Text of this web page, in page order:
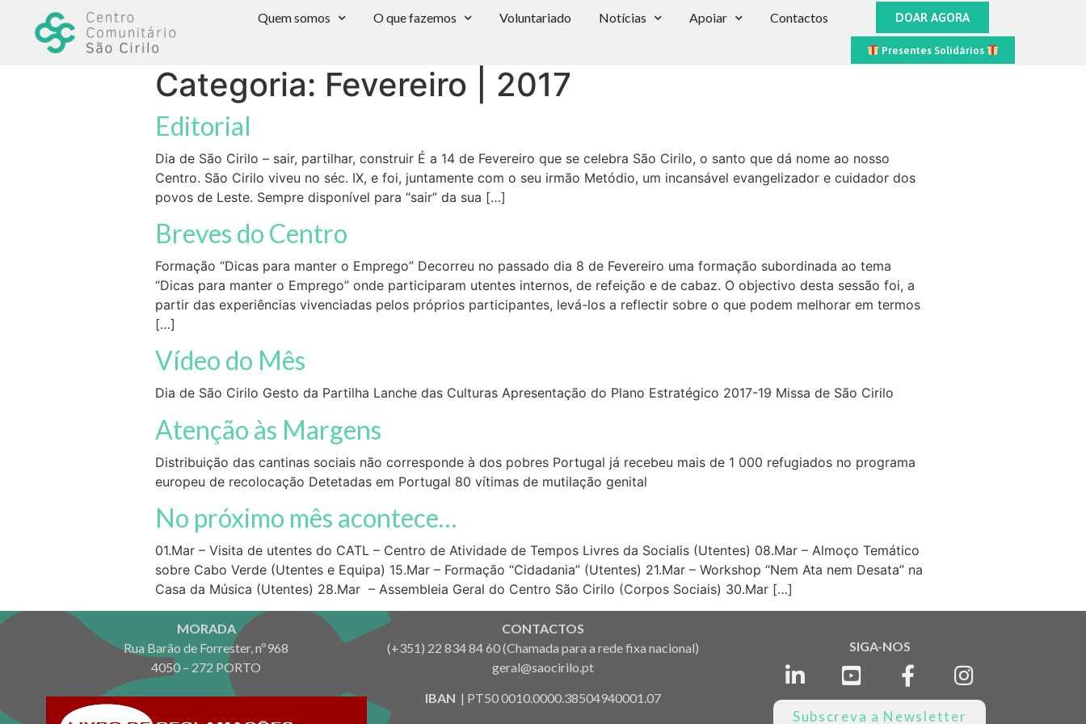
Quem somos O que fazemos Voluntariado Notícias Apoiar Contactos DOAR AGORA
Presentes Solidários
Categoria: Fevereiro | 2017
Editorial
Dia de São Cirilo – sair, partilhar, construir É a 14 de Fevereiro que se celebra São Cirilo, o santo que dá nome ao nosso
Centro. São Cirilo viveu no séc. IX, e foi, juntamente com o seu irmão Metódio, um incansável evangelizador e cuidador dos
povos de Leste. Sempre disponível para “sair” da sua […]
Breves do Centro
Formação “Dicas para manter o Emprego” Decorreu no passado dia 8 de Fevereiro uma formação subordinada ao tema
“Dicas para manter o Emprego” onde participaram utentes internos, de refeição e de cabaz. O objectivo desta sessão foi, a
partir das experiências vivenciadas pelos próprios participantes, levá-los a reflectir sobre o que podem melhorar em termos
[…]
Vídeo do Mês
Dia de São Cirilo Gesto da Partilha Lanche das Culturas Apresentação do Plano Estratégico 2017-19 Missa de São Cirilo
Atenção às Margens
Distribuição das cantinas sociais não corresponde à dos pobres Portugal já recebeu mais de 1 000 refugiados no programa
europeu de recolocação Detetadas em Portugal 80 vítimas de mutilação genital
No próximo mês acontece…
01.Mar – Visita de utentes do CATL – Centro de Atividade de Tempos Livres da Socialis (Utentes) 08.Mar – Almoço Temático
sobre Cabo Verde (Utentes e Equipa) 15.Mar – Formação “Cidadania” (Utentes) 21.Mar – Workshop “Nem Ata nem Desata” na
Casa da Música (Utentes) 28.Mar – Assembleia Geral do Centro São Cirilo (Corpos Sociais) 30.Mar […]
MORADA
Rua Barão de Forrester, nº968
4050 – 272 PORTO
CONTACTOS
(+351) 22 834 84 60 (Chamada para a rede fixa nacional)
geral@saocirilo.pt
IBAN | PT50 0010.0000.38504940001.07
SIGA-NOS
Subscreva a Newsletter